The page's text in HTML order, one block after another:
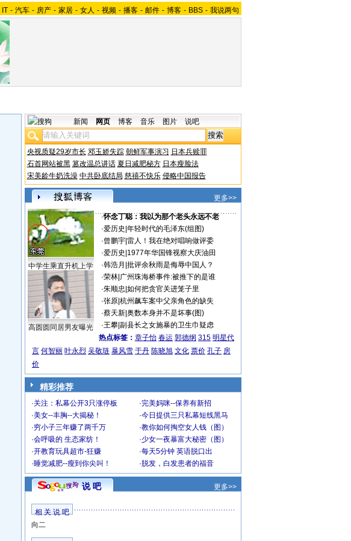
IT - 汽车 - 房产 - 家居 - 女人 - 视频 - 播客 - 邮件 - 博客 - BBS - 我说两句
新闻 网页 博客 音乐 图片 说吧
央视质疑29岁市长 邓玉娇失踪 朝鲜军事演习 日本兵赎罪
石首网站被黑 篡改温总讲话 夏日减肥秘方 日本瘦脸法
宋美龄牛奶洗澡 中共卧底结局 慈禧不快乐 侵略中国报告
更多>>
中学生乘直升机上学
高圆圆同居男友曝光
·怀念丁聪：我以为那个老头永远不老
·爱历史 年轻时代的毛泽东(组图)
·曾鹏宇| 雷人！我在绝对唱响做评委
·爱历史 1977年华国锋视察大庆油田
·韩浩月 批评余秋雨是侮辱中国人？
·荣林| 广州珠海桥事件:被推下的是谁
·朱顺忠 如何把贪官关进笼子里
·张原| 杭州飙车案中父亲角色的缺失
·蔡天新| 奥数本身并不是坏事(图)
·王攀| 副县长之女施暴的卫生巾疑虑
热点标签： 章子怡 春运 郭德纲 315 明星代
言 何智丽 叶永烈 吴敬琏 暴风雪 于丹 陈晓旭 文化 票价 孔子 房
价
精彩推荐
·关注：私幕公开3只涨停板 ·完美妈咪--保养有新招
·美女--丰胸--大揭秘！ ·今日提供三只私幕短线黑马
·穷小子三年赚了两千万 ·教你如何掏空女人钱（图）
·会呼吸的 生态家纺！ ·少女一夜暴富大秘密（图）
·开教育玩具超市-狂赚 ·每天5分钟 英语脱口出
·睡觉减肥--瘦到你尖叫！ · 脱发，白发患者的福音
说 吧 更多>>
相 关 说 吧
向二